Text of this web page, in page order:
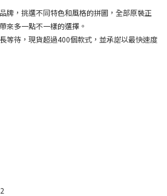
牌，挑選不同特色和風格的拼圖，全部原裝正
來多一點不一樣的選擇。
等待，現貨超過400個款式，並承諾以最快速度